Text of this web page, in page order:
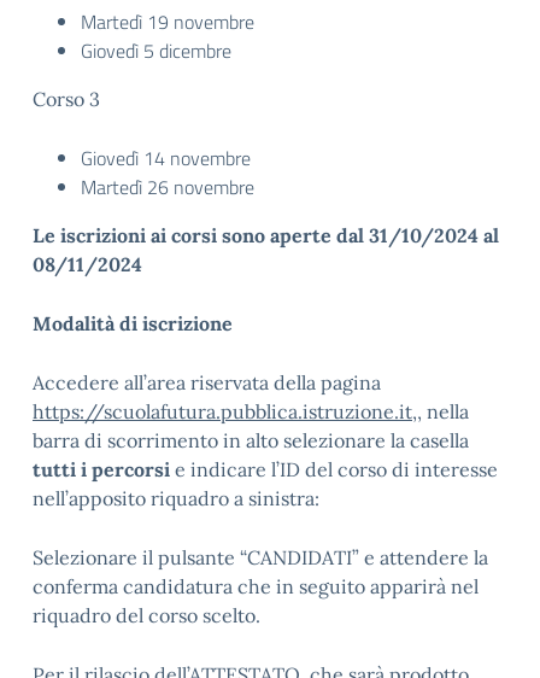
Martedì 19 novembre
Giovedì 5 dicembre
Corso 3
Giovedì 14 novembre
Martedì 26 novembre
Le iscrizioni ai corsi sono aperte dal 31/10/2024 al
08/11/2024
Modalità di iscrizione
Accedere all’area riservata della pagina
https://scuolafutura.pubblica.istruzione.it,, nella
barra di scorrimento in alto selezionare la casella
tutti i percorsi e indicare l’ID del corso di interesse
nell’apposito riquadro a sinistra:
Selezionare il pulsante “CANDIDATI” e attendere la
conferma candidatura che in seguito apparirà nel
riquadro del corso scelto.